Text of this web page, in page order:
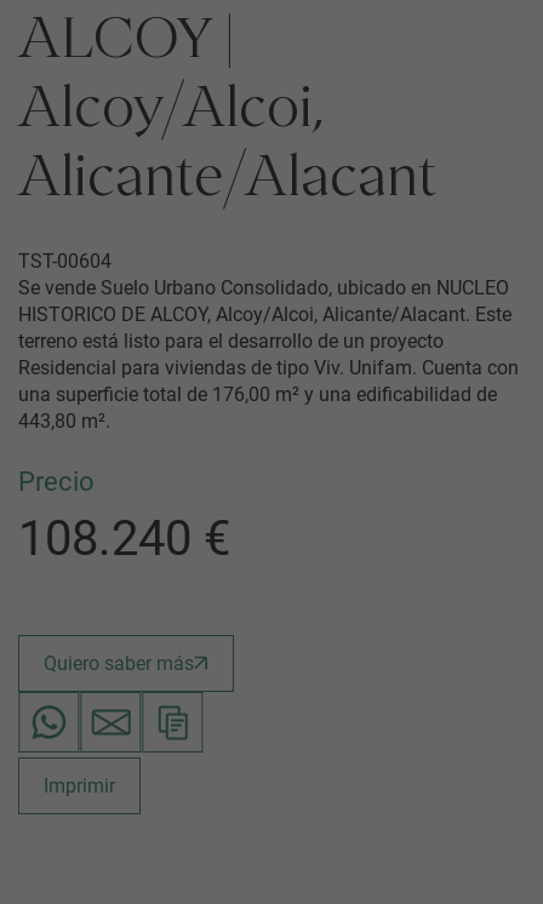
ALCOY |
Alcoy/Alcoi,
Alicante/Alacant
TST-00604
Se vende Suelo Urbano Consolidado, ubicado en NUCLEO
HISTORICO DE ALCOY, Alcoy/Alcoi, Alicante/Alacant. Este
terreno está listo para el desarrollo de un proyecto
Residencial para viviendas de tipo Viv. Unifam. Cuenta con
una superficie total de 176,00 m² y una edificabilidad de
443,80 m².
Precio
108.240 €
Quiero saber más
Imprimir